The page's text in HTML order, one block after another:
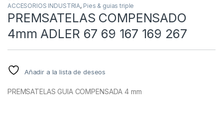
ACCESORIOS INDUSTRIA, Pies & guias triple
PREMSATELAS COMPENSADO
4mm ADLER 67 69 167 169 267
Añadir a la lista de deseos
PREMSATELAS GUIA COMPENSADA 4 mm